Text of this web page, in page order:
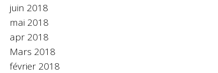
juin 2018
mai 2018
apr 2018
Mars 2018
février 2018